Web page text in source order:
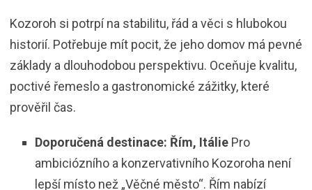
Kozoroh si potrpí na stabilitu, řád a věci s hlubokou
historií. Potřebuje mít pocit, že jeho domov má pevné
základy a dlouhodobou perspektivu. Oceňuje kvalitu,
poctivé řemeslo a gastronomické zážitky, které
prověřil čas.
Doporučená destinace: Řím, Itálie Pro
ambiciózního a konzervativního Kozoroha není
lepší místo než „Věčné město“. Řím nabízí